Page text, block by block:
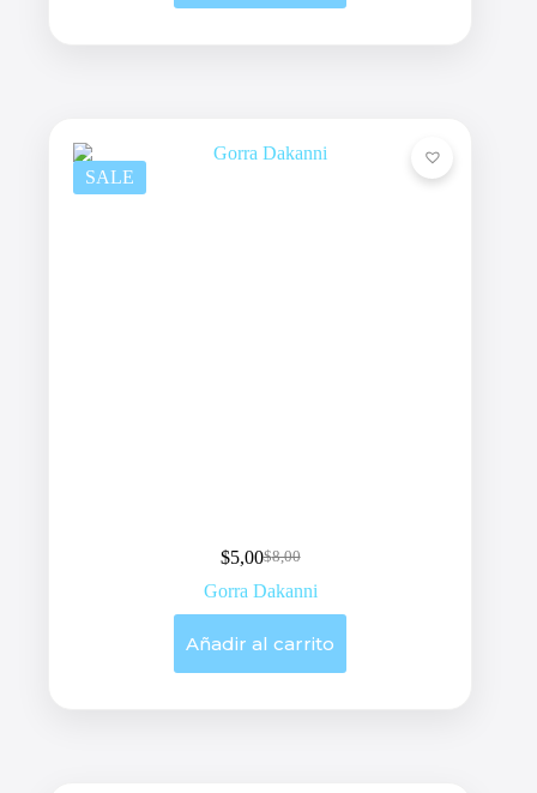
SALE
$8,00
Original
price
was:
$5,00Current
price
is:
Gorra Dakanni
Añadir al carrito